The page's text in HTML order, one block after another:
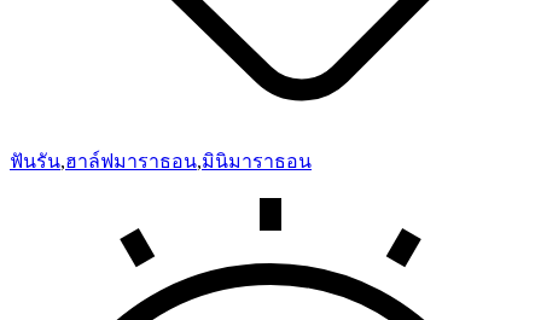
ฟันรัน,ฮาล์ฟมาราธอน,มินิมาราธอน